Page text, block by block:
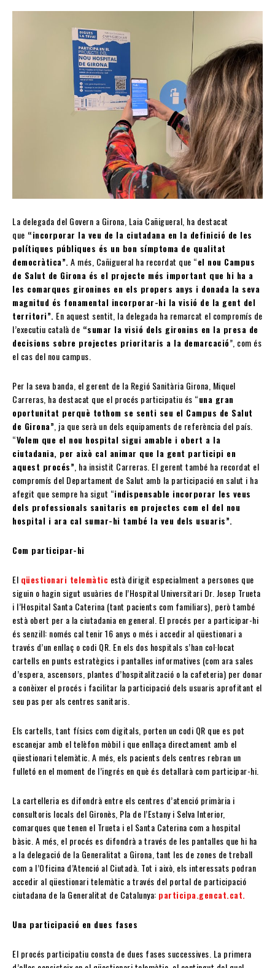
La delegada del Govern a Girona, Laia Cañigueral, ha destacat
que “incorporar la veu de la ciutadana en la definició de les
polítiques públiques és un bon símptoma de qualitat
democràtica”.A més, Cañigueral ha recordat que “el nou Campus
de Salut de Girona és el projecte més important que hi ha a
les comarques gironines en els propers anys i donada la seva
magnitud és fonamental incorporar-hi la visió de la gent del
territori”. En aquest sentit, la delegada ha remarcat el compromís de
l’executiu català de “sumar la visió dels gironins en la presa de
decisions sobre projectes prioritaris a la demarcació”, com és
el cas del nou campus.
Per la seva banda, el gerent de la Regió Sanitària Girona, Miquel
Carreras, ha destacat que el procés participatiu és “una gran
oportunitat perquè tothom se senti seu el Campus de Salut
de Girona”, ja que serà un dels equipaments de referència del país.
“Volem que el nou hospital sigui amable i obert a la
ciutadania, per això cal animar que la gent participi en
aquest procés”, ha insistit Carreras. El gerent també ha recordat el
compromís del Departament de Salut amb la participació en salut i ha
afegit que sempre ha sigut “indispensable incorporar les veus
dels professionals sanitaris en projectes com el del nou
hospital i ara cal sumar-hi també la veu dels usuaris”.
Com participar-hi
El qüestionari telemàtic està dirigit especialment a persones que
siguin o hagin sigut usuàries de l’Hospital Universitari Dr. Josep Trueta
i l’Hospital Santa Caterina (tant pacients com familiars), però també
està obert per a la ciutadania en general. El procés per a participar-hi
és senzill: només cal tenir 16 anys o més i accedir al qüestionari a
través d’un enllaç o codi QR. En els dos hospitals s’han col·locat
cartells en punts estratègics i pantalles informatives (com ara sales
d’espera, ascensors, plantes d’hospitalització o la cafeteria) per donar
a conèixer el procés i facilitar la participació dels usuaris aprofitant el
seu pas per als centres sanitaris.
Els cartells, tant físics com digitals, porten un codi QR que es pot
escanejar amb el telèfon mòbil i que enllaça directament amb el
qüestionari telemàtic. A més, els pacients dels centres rebran un
fulletó en el moment de l’ingrés en què és detallarà com participar-hi.
La cartelleria es difondrà entre els centres d’atenció primària i
consultoris locals del Gironès, Pla de l’Estany i Selva Interior,
comarques que tenen el Trueta i el Santa Caterina com a hospital
bàsic. A més, el procés es difondrà a través de les pantalles que hi ha
a la delegació de la Generalitat a Girona, tant les de zones de treball
com a l’Oficina d’Atenció al Ciutadà. Tot i això, els interessats podran
accedir al qüestionari telemàtic a través del portal de participació
ciutadana de la Generalitat de Catalunya: participa.gencat.cat.
Una participació en dues fases
El procés participatiu consta de dues fases successives. La primera